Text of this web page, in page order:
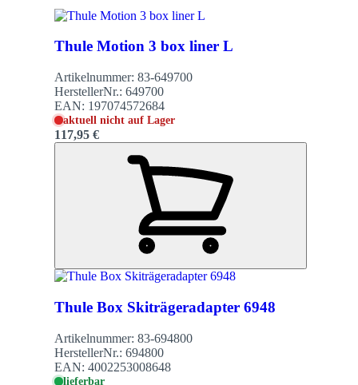
Thule Motion 3 box liner L
Artikelnummer: 83-649700
HerstellerNr.: 649700
EAN: 197074572684
aktuell nicht auf Lager
117,95 €
Thule Box Skiträgeradapter 6948
Artikelnummer: 83-694800
HerstellerNr.: 694800
EAN: 4002253008648
lieferbar